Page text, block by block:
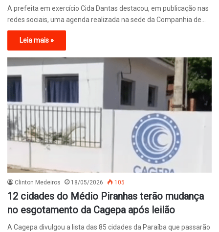
A prefeita em exercício Cida Dantas destacou, em publicação nas
redes sociais, uma agenda realizada na sede da Companhia de…
Leia mais »
Clinton Medeiros 18/05/2026 105
12 cidades do Médio Piranhas terão mudança
no esgotamento da Cagepa após leilão
A Cagepa divulgou a lista das 85 cidades da Paraíba que passarão